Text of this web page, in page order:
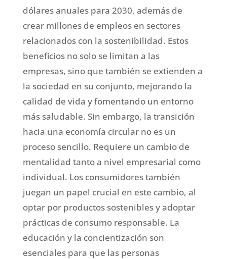
dólares anuales para 2030, además de
crear millones de empleos en sectores
relacionados con la sostenibilidad. Estos
beneficios no solo se limitan a las
empresas, sino que también se extienden a
la sociedad en su conjunto, mejorando la
calidad de vida y fomentando un entorno
más saludable. Sin embargo, la transición
hacia una economía circular no es un
proceso sencillo. Requiere un cambio de
mentalidad tanto a nivel empresarial como
individual. Los consumidores también
juegan un papel crucial en este cambio, al
optar por productos sostenibles y adoptar
prácticas de consumo responsable. La
educación y la concientización son
esenciales para que las personas